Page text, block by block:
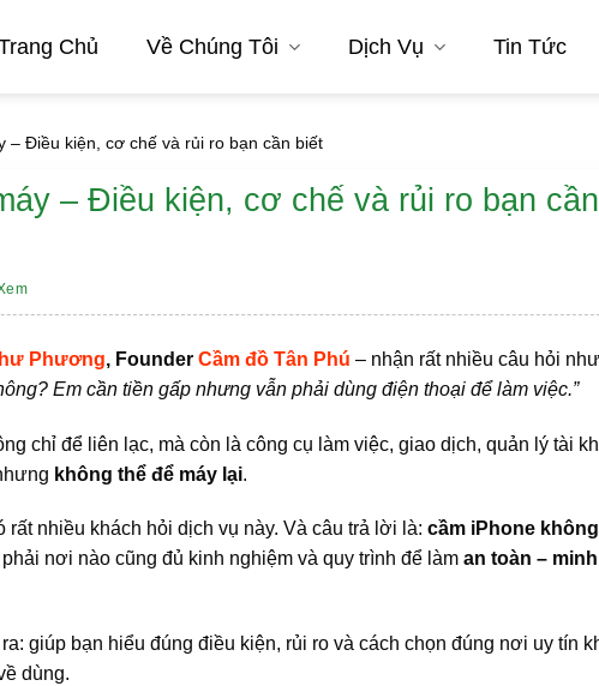
Chủ Về Chúng Tôi Dịch Vụ Tin Tức
– Điều kiện, cơ chế và rủi ro bạn cần biết
– Điều kiện, cơ chế và rủi ro bạn cần
Phương, Founder Cầm đồ Tân Phú – nhận rất nhiều câu hỏi
Em cần tiền gấp nhưng vẫn phải dùng điện thoại để làm việc.”
chỉ để liên lạc, mà còn là công cụ làm việc, giao dịch, quản lý tài
không thể để máy lại.
nhiều khách hỏi dịch vụ này. Và câu trả lời là: cầm iPhone
nơi nào cũng đủ kinh nghiệm và quy trình để làm an toàn –
giúp bạn hiểu đúng điều kiện, rủi ro và cách chọn đúng nơi uy tín
dùng.